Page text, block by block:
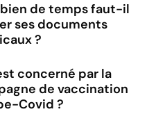
de temps faut-il
ses documents
?
concerné par la
de vaccination
Covid ?